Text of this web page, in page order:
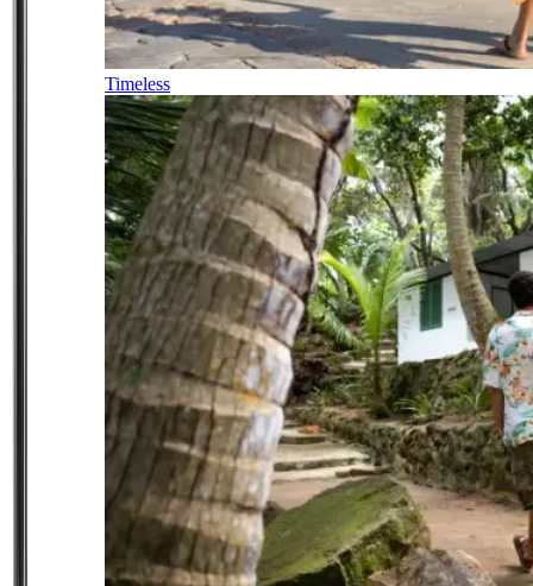
Timeless